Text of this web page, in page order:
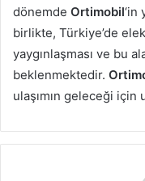
dönemde Ortimobil‘in
birlikte, Türkiye’de
yaygınlaşması ve bu
beklenmektedir.
ulaşımın geleceği için